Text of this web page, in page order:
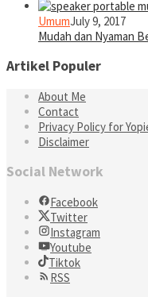
UmumJuly 9, 2017
Mudah dan Nyaman
Artikel Populer
About Me
Contact
Privacy Policy for
Disclaimer
Social Network
Facebook
Twitter
Instagram
Youtube
Tiktok
RSS